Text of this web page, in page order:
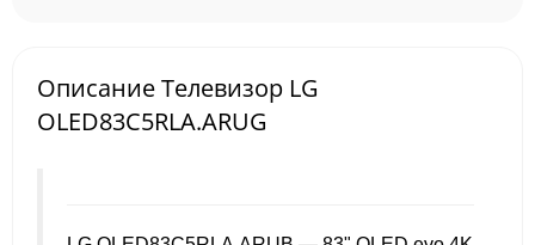
Описание Телевизор LG
OLED83C5RLA.ARUG